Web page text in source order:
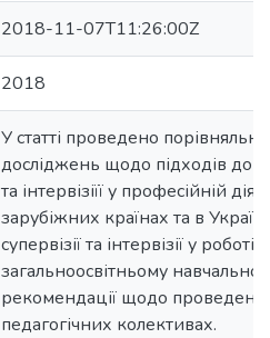
2018-11-07T11:26:00Z
2018
У статті проведено
досліджень щодо підходів до
та інтервізіїї у професійній
зарубіжних країнах та в
супервізії та інтервізії у роботі
загальноосвітньому
рекомендації щодо проведення
педагогічних колективах.